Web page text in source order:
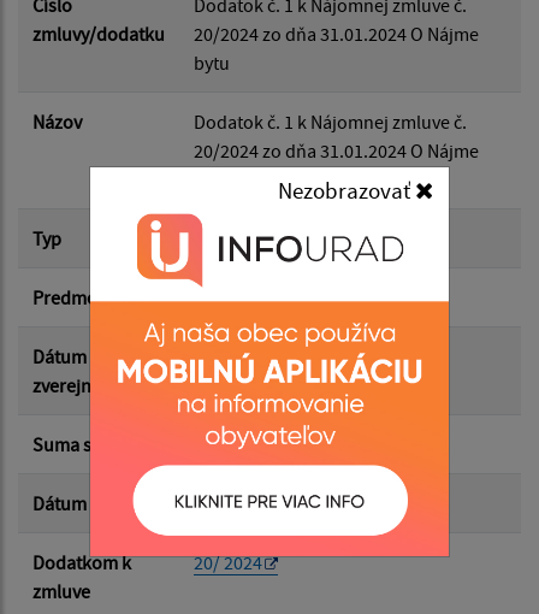
Nezobrazovať
Suma od:
Suma do:
Číslo
zmluvy/dodatku
Dodatok č. 1 k Nájomnej zmluve č.
20/2024 zo dňa 31.01.2024 O Nájme
bytu
Názov
Dodatok č. 1 k Nájomnej zmluve č.
20/2024 zo dňa 31.01.2024 O Nájme
Typ Dodatok k zmluve
Predmet nájom bytu
Dátum
zverejnenia
03.06.2026
Suma s DPH* 93.13 €
Dátum uzavretia 05.03.2026
Dodatkom k
zmluve
20/ 2024